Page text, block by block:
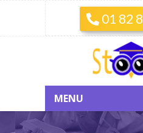
01 82
MENU